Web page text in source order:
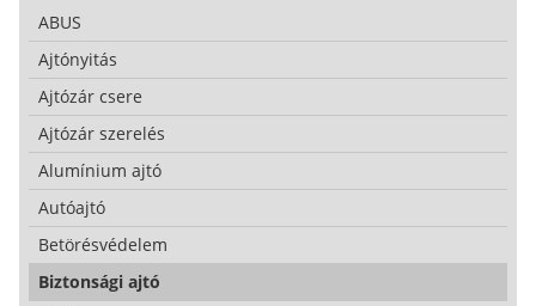
ABUS
Ajtónyitás
Ajtózár csere
Ajtózár szerelés
Alumínium ajtó
Autóajtó
Betörésvédelem
Biztonsági ajtó